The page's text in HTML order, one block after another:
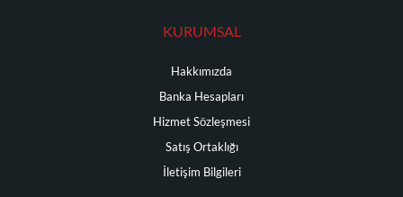
KURUMSAL
Hakkımızda
Banka Hesapları
Hizmet Sözleşmesi
Satış Ortaklığı
İletişim Bilgileri